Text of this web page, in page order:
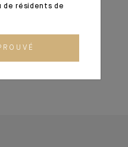
de l'Editorial
de résidents de